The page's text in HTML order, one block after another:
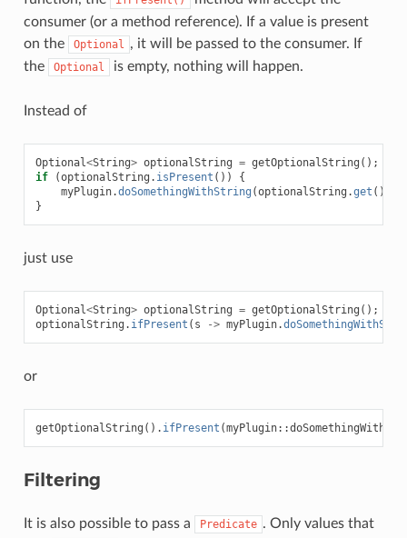
consumer (or a method reference). If a value is present
on the
Optional , it will be passed to the consumer. If
the
Optional is empty, nothing will happen.
Instead of
Optional<String> optionalString = getOptionalString ();
if
(optionalString . isPresent ())
{
myPlugin.doSomethingWithString (optionalString .get ());
}
just use
Optional<String> optionalString = getOptionalString ();
optionalString . ifPresent ( s -> myPlugin.
or
getOptionalString (). ifPresent (myPlugin::
Filtering
It is also possible to pass a Predicate . Only values that